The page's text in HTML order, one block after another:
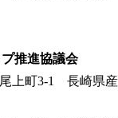
推進協議会
上町3-1 長崎県産